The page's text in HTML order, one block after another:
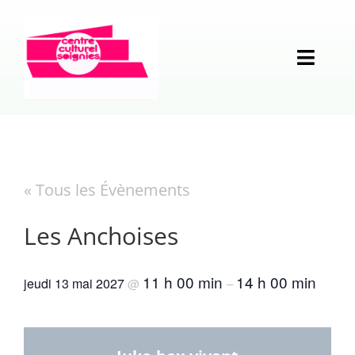
contenu
Toggle
Humour
Rencontres de sculpture
Analyse partagée
Vie locale
Associations
En pratique
« Tous les Évènements
Les Anchoises
jeudi 13 mai 2027@ 11 h 00 min – 14 h 00 min